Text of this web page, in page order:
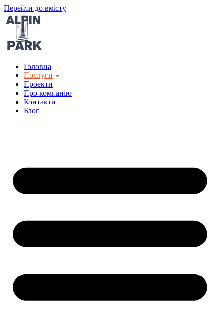
Перейти до вмісту
Головна
Послуги
Проекти
Про компанію
Контакти
Блог